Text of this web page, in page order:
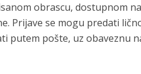
obrascu, dostupnom
Prijave se mogu predati
putem pošte, uz obaveznu